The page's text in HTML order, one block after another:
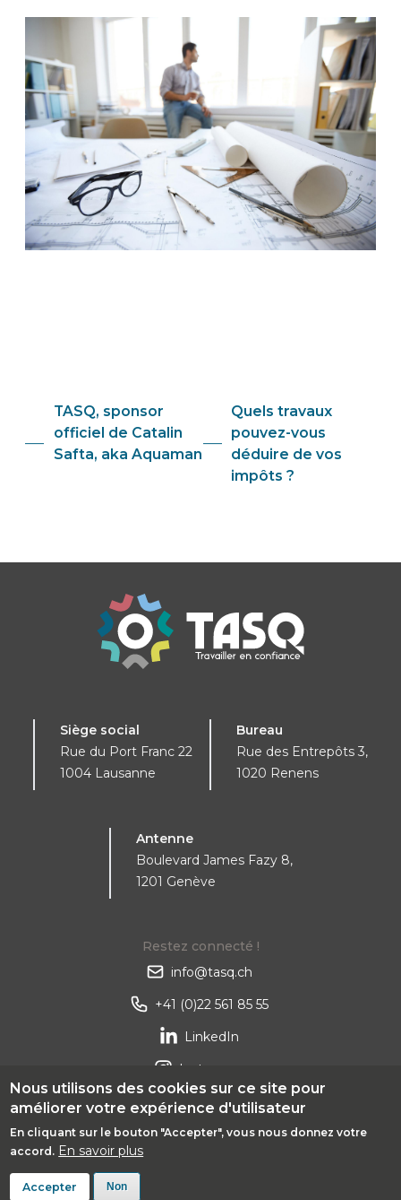
TASQ, sponsor
officiel de Catalin
Safta, aka Aquaman
Quels travaux
pouvez-vous
déduire de vos
impôts ?
Siège social
Rue du Port Franc 22
1004 Lausanne
Bureau
Rue des Entrepôts 3,
1020 Renens
Antenne
Boulevard James Fazy 8,
1201 Genève
Restez connecté !
info@tasq.ch
+41 (0)22 561 85 55
LinkedIn
Instagram
© 2026 - tasq.ch
Nous utilisons des cookies sur ce site pour
améliorer votre expérience d'utilisateur
En cliquant sur le bouton "Accepter", vous nous donnez votre
accord. En savoir plus
Accepter Non